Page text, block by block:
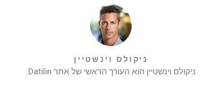
ניקולס וינשטיין
ניקולס וינשטיין הוא העורך הראשי של אתר Datilin.